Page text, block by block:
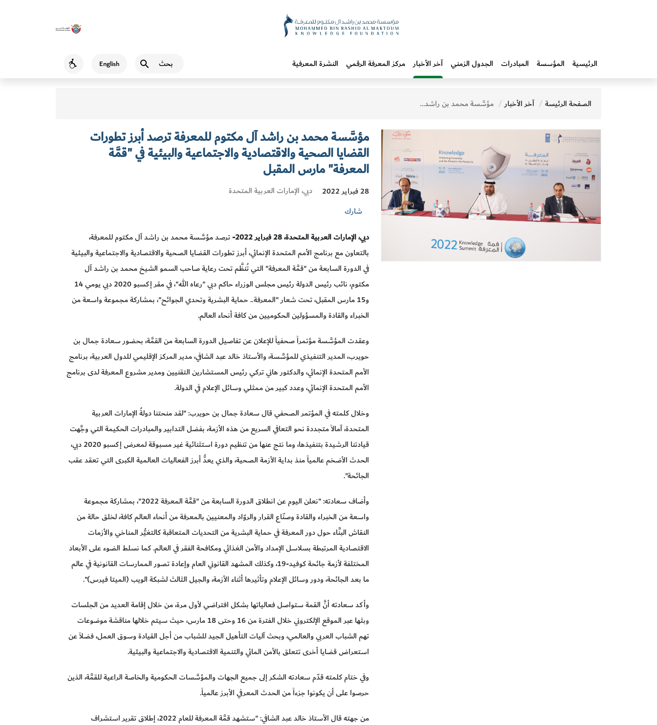
English
Accessibility الرئيسية المؤسسة المبادرات‎ الجدول الزمني آخر الأخبار مركز المعرفة الرقمي النشرة المعرفية
الصفحة الرئيسة آخر الأخبار مؤسَّسة محمد بن راشد آل مكتوم للمعرفة ترصد أبرز تطورات القضايا الصحية والاقتصادية والاجتماعية والبيئية في "قمَّة المعرفة" مارس المقبل
مؤسَّسة محمد بن راشد آل مكتوم للمعرفة ترصد أبرز تطورات
القضايا الصحية والاقتصادية والاجتماعية والبيئية في "قمَّة
المعرفة" مارس المقبل
28 فبراير 2022
دبي، الإمارات العربية المتحدة
شارك
دبي، الإمارات العربية المتحدة، 28 فبراير 2022
-ترصد مؤسَّسة محمد بن راشد آل مكتوم للمعرفة،
بالتعاون مع برنامج الأمم المتحدة الإنمائي، أبرز تطورات القضايا الصحية والاقتصادية والاجتماعية والبيئية
في الدورة السابعة من "قمَّة المعرفة" التي تُنظَّم تحت رعاية صاحب السمو الشيخ محمد بن راشد آل
مكتوم، نائب رئيس الدولة رئيس مجلس الوزراء حاكم دبي "رعاه الله"، في مقر إكسبو 2020 دبي يومي 14
و15 مارس المقبل، تحت شعار "المعرفة.. حماية البشرية وتحدي الجوائح"، بمشاركة مجموعة واسعة من
الخبراء والقادة والمسؤولين الحكوميين من كافة أنحاء العالم.
وعقدت المؤسَّسة مؤتمراً صحفياً للإعلان عن تفاصيل الدورة السابعة من القمَّة، بحضور سعادة جمال بن
حويرب، المدير التنفيذي للمؤسَّسة، والأستاذ خالد عبد الشافي، مدير المركز الإقليمي للدول العربية، برنامج
الأمم المتحدة الإنمائي، والدكتور هاني تركي رئيس المستشارين التقنيين ومدير مشروع المعرفة لدى برنامج
الأمم المتحدة الإنمائي، وعدد كبير من ممثلي وسائل الإعلام في الدولة.
وخلال كلمته في المؤتمر الصحفي قال سعادة جمال بن حويرب: "لقد منحتنا دولةُ الإمارات العربية
المتحدة، آمالاً متجددة نحو التعافي السريع من هذه الأزمة، بفضل التدابير والمبادرات الحكيمة التي وجَّهت
قيادتنا الرشيدة بتنفيذها، وما نتج عنها من تنظيم دورة استثنائية غير مسبوقة لمعرض إكسبو 2020 دبي،
الحدث الأضخم عالمياً منذ بداية الأزمة الصحية، والذي يعدُّ أبرز الفعاليات العالمية الكبرى التي تعقد عقب
الجائحة".
وأضاف سعادته: "نعلن اليوم عن انطلاق الدورة السابعة من "قمَّة المعرفة 2022"، بمشاركة مجموعة
واسعة من الخبراء والقادة وصنّاع القرار والروّاد والمعنيين بالمعرفة من أنحاء العالم كافة، لخلق حالة من
النقاش البنَّاء حول دور المعرفة في حماية البشرية من التحديات المتعاقبة كالتغيُّر المناخي والأزمات
الاقتصادية المرتبطة بسلاسل الإمداد والأمن الغذائي ومكافحة الفقر في العالم. كما نسلط الضوء على الأبعاد
المختلفة لأزمة جائحة كوفيد-19، وكذلك المشهد القانوني العام وإعادة تصور الممارسات القانونية في عالم
ما بعد الجائحة، ودور وسائل الإعلام وتأثيرها أثناء الأزمة، والجيل الثالث لشبكة الويب (الميتا فيرس)".
وأكد سعادته أنَّ القمة ستواصل فعالياتها بشكل افتراضي لأول مرة، من خلال إقامة العديد من الجلسات
وبثها عبر الموقع الإلكتروني خلال الفترة من 16 وحتى 18 مارس، حيث سيتم خلالها مناقشة موضوعات
تهم الشباب العربي والعالمي، وبحث آليات التأهيل الجيد للشباب من أجل القيادة وسوق العمل، فضلاً عن
استعراض قضايا أخرى تتعلق بالأمن المائي والتنمية الاقتصادية والاجتماعية والبيئية.
وفي ختام كلمته قدّم سعادته الشكر إلى جميع الجهات والمؤسَّسات الحكومية والخاصة الراعية للقمَّة، الذين
حرصوا على أن يكونوا جزءاً من الحدث المعرفي الأبرز عالمياً.
من جهته قال الأستاذ خالد عبد الشافي: "ستشهد قمَّة المعرفة للعام 2022، إطلاق تقرير استشراف